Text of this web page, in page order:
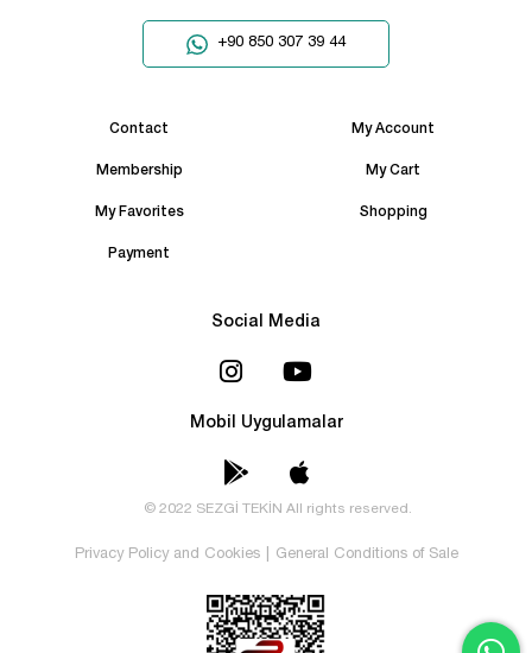
+90 850 307 39 44
Contact My Account
Membership My Cart
My Favorites Shopping
Payment
Social Media
Mobil Uygulamalar
© 2022 SEZGİ TEKİN All rights reserved.
Privacy Policy and Cookies General Conditions of Sale